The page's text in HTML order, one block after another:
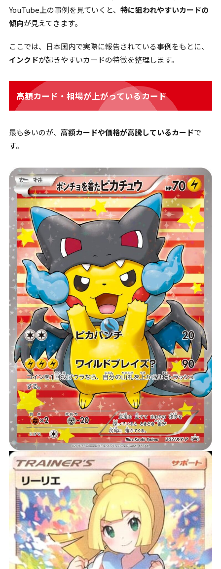
YouTube上の事例を見ていくと、 特に狙われやすいカードの
傾向が見えてきます。
ここでは、日本国内で実際に報告されている事例をもとに、
インクドが起きやすいカードの特徴を整理します。
高額カード・相場が上がっているカード
最も多いのが、 高額カードや価格が高騰しているカードで
す。